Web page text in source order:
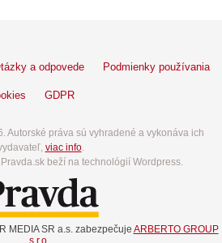
a odpovede Podmienky používania
GDPR
Autorské práva sú vyhradené a vykonáva ich
viac info.
beží na technológií Wordpress.
MEDIA SR a.s. zabezpečuje ARBERTO GROUP
s.r.o.